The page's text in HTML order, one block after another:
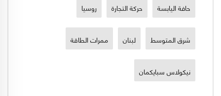
حافة اليابسة حركة التجارة روسيا
شرق المتوسط لبنان ممرات الطاقة
نيكولاس سبايكمان